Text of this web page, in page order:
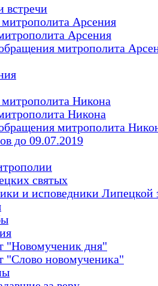
встречи
Арсения
Арсения
митрополита
Никона
Никона
митрополита
до 09.07.2019
святых
и исповедники Липецкой
"Новомученик дня"
"Слово новомученика"